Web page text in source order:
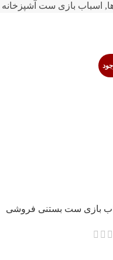
, اسباب بازی ست آشپزخانه
بازی ست بستنی فروشی
Surprise Shop Ice Cream 69